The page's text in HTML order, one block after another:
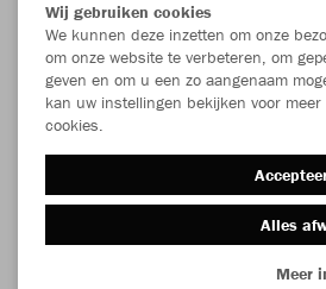
Wij gebruiken cookies
We kunnen deze inzetten om onze
om onze website te verbeteren, om
geven en om u een zo aangenaam
kan uw instellingen bekijken voor
cookies.
Alles
Meer